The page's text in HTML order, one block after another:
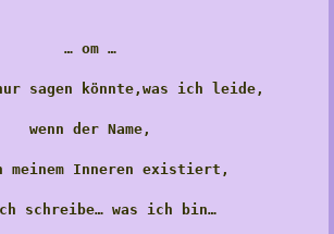
… om …
sagen könnte,was ich leide,
wenn der Name,
meinem Inneren existiert,
schreibe… was ich bin…